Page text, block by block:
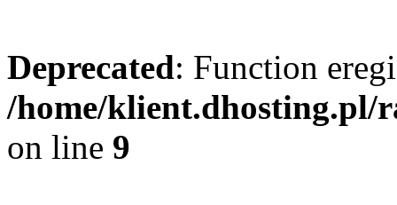
Deprecated: Function
/home/klient.dhosting.pl/
on line 9